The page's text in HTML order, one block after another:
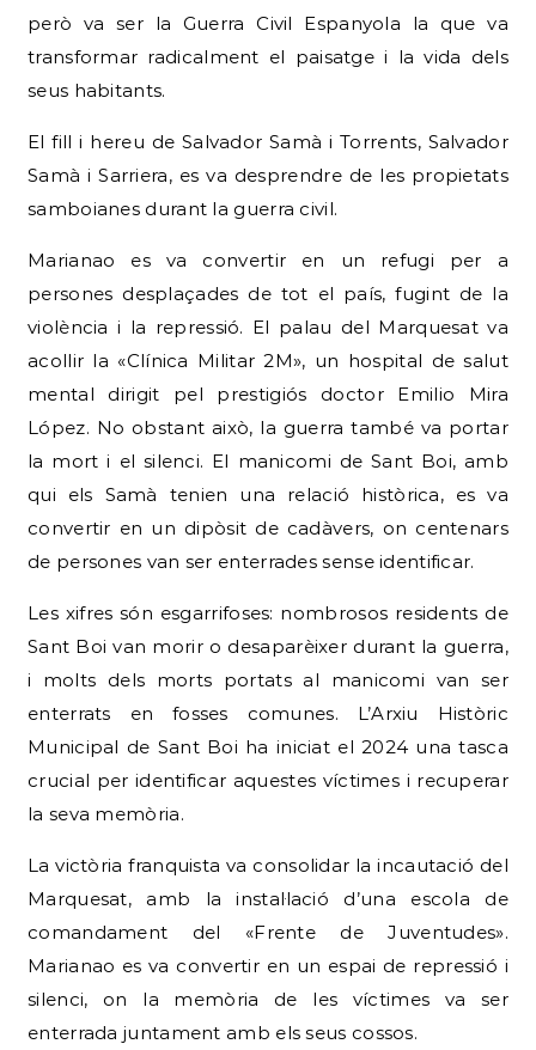
però va ser la Guerra Civil Espanyola la que va
transformar radicalment el paisatge i la vida dels
seus habitants.
El fill i hereu de Salvador Samà i Torrents, Salvador
Samà i Sarriera, es va desprendre de les propietats
samboianes durant la guerra civil.
Marianao es va convertir en un refugi per a
persones desplaçades de tot el país, fugint de la
violència i la repressió. El palau del Marquesat va
acollir la «Clínica Militar 2M», un hospital de salut
mental dirigit pel prestigiós doctor Emilio Mira
López. No obstant això, la guerra també va portar
la mort i el silenci. El manicomi de Sant Boi, amb
qui els Samà tenien una relació històrica, es va
convertir en un dipòsit de cadàvers, on centenars
de persones van ser enterrades sense identificar.
Les xifres són esgarrifoses: nombrosos residents de
Sant Boi van morir o desaparèixer durant la guerra,
i molts dels morts portats al manicomi van ser
enterrats en fosses comunes. L’Arxiu Històric
Municipal de Sant Boi ha iniciat el 2024 una tasca
crucial per identificar aquestes víctimes i recuperar
la seva memòria.
La victòria franquista va consolidar la incautació del
Marquesat, amb la instal·lació d’una escola de
comandament del «Frente de Juventudes».
Marianao es va convertir en un espai de repressió i
silenci, on la memòria de les víctimes va ser
enterrada juntament amb els seus cossos.